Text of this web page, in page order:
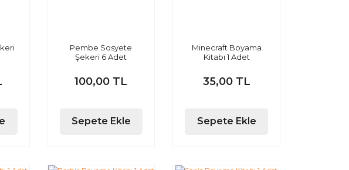
Pembe Sosyete
Şekeri 6 Adet
100,00 TL
Sepete Ekle
Minecraft Boyama
Kitabı 1 Adet
35,00 TL
Sepete Ekle